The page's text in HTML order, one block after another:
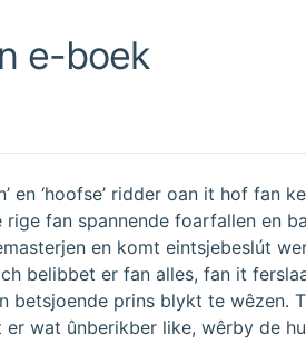
e-boek
en ‘hoofse’ ridder oan it hof fan
rige fan spannende foarfallen en
en komt eintsjebeslút
belibbet er fan alles, fan it
betsjoende prins blykt te wêzen.
wat ûnberikber like, wêrby de